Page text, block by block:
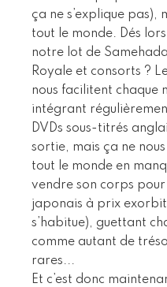
ça ne s’explique pas),
tout le monde. Dés
notre lot de
Royale et consorts ?
nous facilitent chaque
intégrant
DVDs sous-titrés
sortie, mais ça ne
tout le monde en
vendre son corps pour
japonais à prix
s’habitue), guettant
comme autant de
rares...
Et c’est donc